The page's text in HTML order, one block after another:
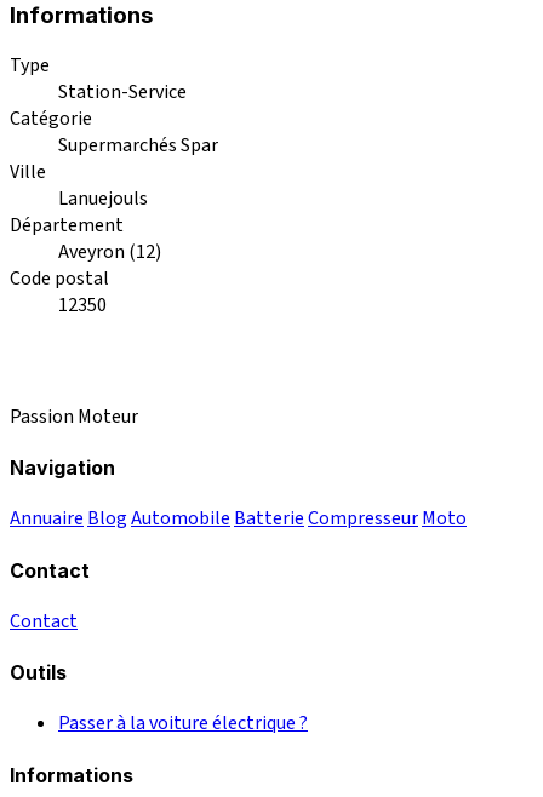
Informations
Type
Station-Service
Catégorie
Supermarchés Spar
Ville
Lanuejouls
Département
Aveyron (12)
Code postal
12350
Passion Moteur
Navigation
Annuaire BlogAutomobile BatterieCompresseurMoto
Contact
Contact
Outils
Passer à la voiture électrique ?
Informations